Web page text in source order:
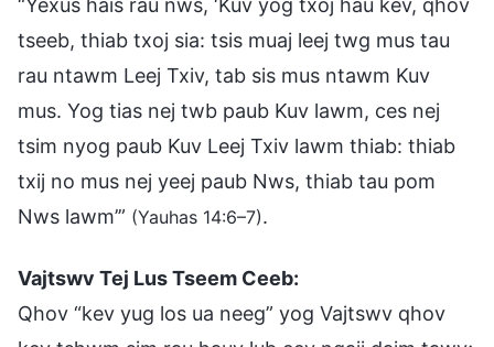
tseeb, thiab txoj sia: tsis muaj leej twg mus tau
rau ntawm Leej Txiv, tab sis mus ntawm Kuv
mus. Yog tias nej twb paub Kuv lawm, ces nej
tsim nyog paub Kuv Leej Txiv lawm thiab: thiab
txij no mus nej yeej paub Nws, thiab tau pom
Nws lawm’” (Yauhas 14:6–7).
Vajtswv Tej Lus Tseem Ceeb:
Qhov “kev yug los ua neeg” yog Vajtswv qhov